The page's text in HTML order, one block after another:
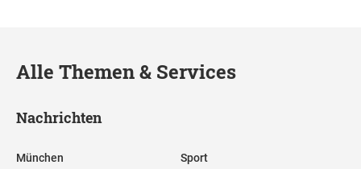
Alle Themen & Services
Nachrichten
München Sport